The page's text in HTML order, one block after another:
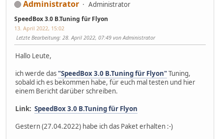
Administrator Administrator
SpeedBox 3.0 B.Tuning für Flyon
13. April 2022, 15:02
Letzte Bearbeitung: 28. April 2022, 07:49 von Administrator
Hallo Leute,
ich werde das "SpeedBox 3.0 B.Tuning für Flyon"Tuning,
sobald ich es bekommen habe, für euch mal testen und hier
einem Bericht darüber schreiben.
Link: SpeedBox 3.0 B.Tuning für Flyon
Gestern (27.04.2022) habe ich das Paket erhalten :-)